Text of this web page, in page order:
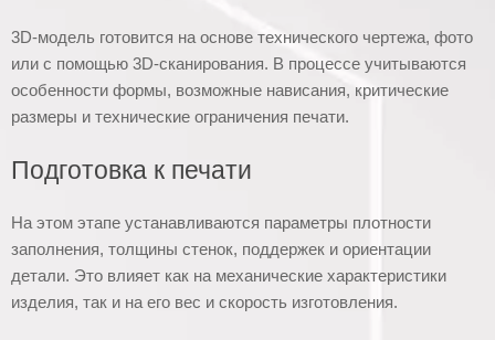
3D-модель готовится на основе технического чертежа, фото
или с помощью 3D-сканирования. В процессе учитываются
особенности формы, возможные нависания, критические
размеры и технические ограничения печати.
Подготовка к печати
На этом этапе устанавливаются параметры плотности
заполнения, толщины стенок, поддержек и ориентации
детали. Это влияет как на механические характеристики
изделия, так и на его вес и скорость изготовления.